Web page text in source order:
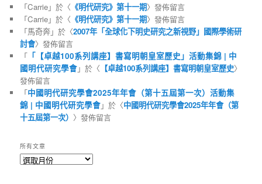
「Carrie」於〈 《明代研究》第十一期〉發佈留言
「Carrie」於〈 《明代研究》第十一期〉發佈留言
「馬奇奔」於〈2007年「全球化下明史研究之新視野」國際學術研
討會〉發佈留言
「 「【卓越100系列講座】書寫明朝皇室歷史」活動集錦 | 中
國明代研究學會」於〈 【卓越100系列講座】書寫明朝皇室歷史〉
發佈留言
「中國明代研究學會2025年年會（第十五屆第一次）活動集
錦 | 中國明代研究學會」於〈中國明代研究學會2025年年會（第
十五屆第一次） 〉發佈留言
所有文章
所